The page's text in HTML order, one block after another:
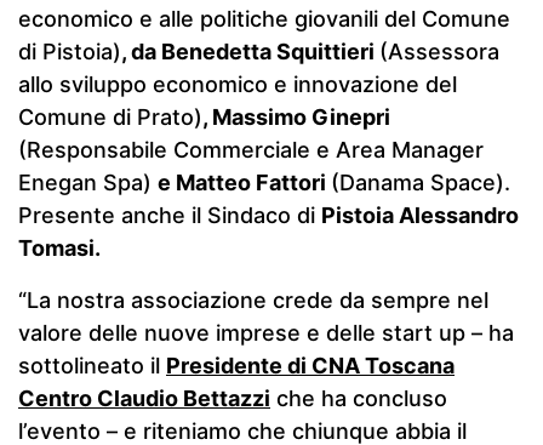
economico e alle politiche giovanili del Comune
di Pistoia), da Benedetta Squittieri (Assessora
allo sviluppo economico e innovazione del
Comune di Prato), Massimo Ginepri
(Responsabile Commerciale e Area Manager
Enegan Spa) e Matteo Fattori (Danama Space).
Presente anche il Sindaco di Pistoia Alessandro
Tomasi.
“La nostra associazione crede da sempre nel
valore delle nuove imprese e delle start up – ha
sottolineato il Presidente di CNA Toscana
Centro Claudio Bettazzi che ha concluso
l’evento – e riteniamo che chiunque abbia il